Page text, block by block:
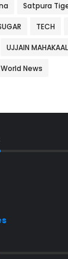
Satpura
TECH
UJJAIN MAHAKAAL
World News